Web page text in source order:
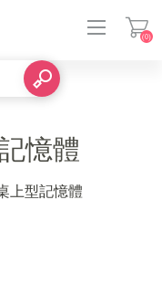
(0)
憶體
上型記憶體